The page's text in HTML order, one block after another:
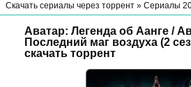
Скачать сериалы через торрент » Сериалы
Аватар: Легенда об Аанге /
Последний маг воздуха (2
скачать торрент